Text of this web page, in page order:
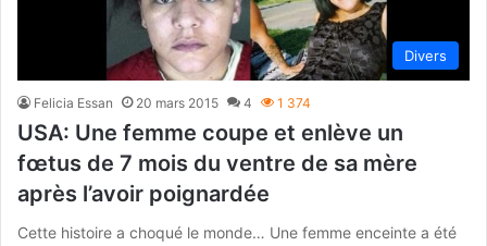
Divers
Felicia Essan 20 mars 2015 4 1 374
USA: Une femme coupe et enlève un
fœtus de 7 mois du ventre de sa mère
après l’avoir poignardée
Cette histoire a choqué le monde… Une femme enceinte a été